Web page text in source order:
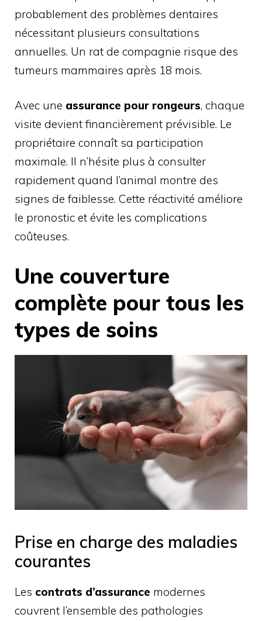
probablement des problèmes dentaires
nécessitant plusieurs consultations
annuelles. Un rat de compagnie risque des
tumeurs mammaires après 18 mois.
Avec une assurance pour rongeurs, chaque
visite devient financièrement prévisible. Le
propriétaire connaît sa participation
maximale. Il n’hésite plus à consulter
rapidement quand l’animal montre des
signes de faiblesse. Cette réactivité améliore
le pronostic et évite les complications
coûteuses.
Une couverture
complète pour tous les
types de soins
Prise en charge des maladies
courantes
Les contrats d’assurance modernes
couvrent l’ensemble des pathologies